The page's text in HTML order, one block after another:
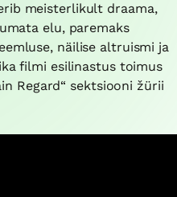
meisterlikult draama,
elu, paremaks
näilise altruismi ja
filmi esilinastus toimus
Regard“ sektsiooni žürii